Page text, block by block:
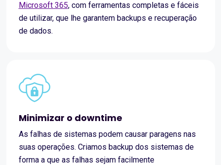
Microsoft 365, com ferramentas completas e fáceis
de utilizar, que lhe garantem backups e recuperação
de dados.
Minimizar o downtime
As falhas de sistemas podem causar paragens nas
suas operações. Criamos backup dos sistemas de
forma a que as falhas sejam facilmente